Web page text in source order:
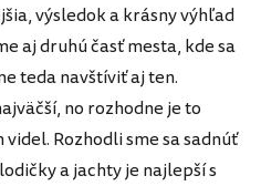
výsledok a krásny výhľad
aj druhú časť mesta, kde sa
teda navštíviť aj ten.
no rozhodne je to
Rozhodli sme sa sadnúť
a jachty je najlepší s